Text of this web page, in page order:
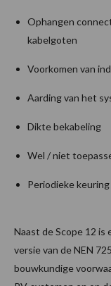
Ophangen
kabelgoten
Voorkomen van
Aarding van het
Dikte bekabeling
Wel / niet
Periodieke
Naast de Scope 12
versie van de NEN
bouwkundige